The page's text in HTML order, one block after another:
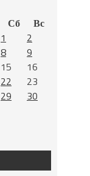
Сб
Вс
1
2
8
9
15
16
22
23
29
30